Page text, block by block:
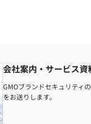
会社案内・サービス資
GMOブランドセキュリティ
をお送りします。